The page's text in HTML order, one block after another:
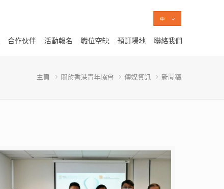
合作伙伴 活動報名 職位空缺 預訂場地 聯絡我們
主頁 關於香港青年協會 傳媒資訊 新聞稿